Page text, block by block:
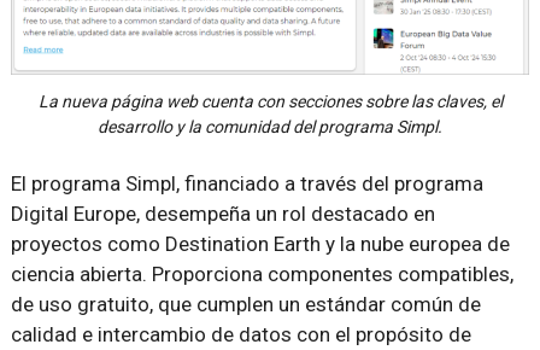
La nueva página web cuenta con secciones sobre las claves, el
desarrollo y la comunidad del programa Simpl.
El programa Simpl, financiado a través del programa
Digital Europe, desempeña un rol destacado en
proyectos como Destination Earth y la nube europea de
ciencia abierta. Proporciona componentes compatibles,
de uso gratuito, que cumplen un estándar común de
calidad e intercambio de datos con el propósito de